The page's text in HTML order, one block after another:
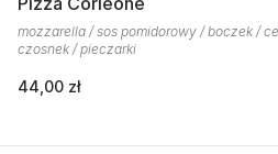
mozzarella / sos pomidorowy / boczek /
czosnek / pieczarki
44,00 zł